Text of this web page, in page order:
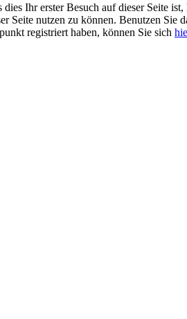
Ihr erster Besuch auf dieser Seite ist,
Seite nutzen zu können. Benutzen Sie
registriert haben, können Sie sich